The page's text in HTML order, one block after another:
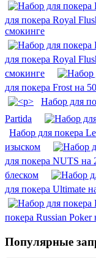
для покера Royal
смокинге
для покера Royal
смокинге
для покера Frost на
Набор для
Partida
Набор для покера
изыском
для покера NUTS
блеском
для покера Ultimate
покера Russian
Популярные